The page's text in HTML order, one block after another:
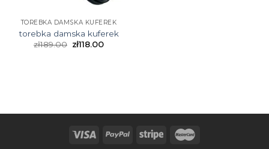
TOREBKA DAMSKA KUFEREK
torebka damska kuferek
zł189.00 zł118.00